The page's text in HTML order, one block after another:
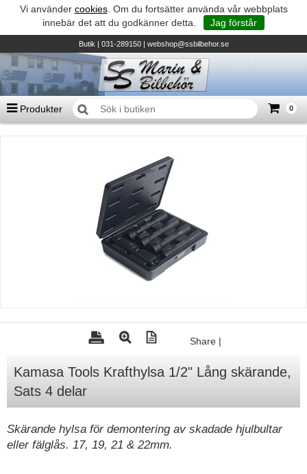
Vi använder cookies. Om du fortsätter använda vår webbplats
innebär det att du godkänner detta.
Jag förstår
Butik| 031-289150 | webshop@ssbilbehor.se
Produkter 0
TILL KASSAN
Biltillbehör och reservdelar - BDS
Suzuki - Utombordare
Suzumar - Gummibåtar
Honda - Utombordare
TK Trailer
Volvo Penta Servicedelar
Yamaha Servicedelar
Share |
Kamasa Tools Krafthylsa 1/2" Lång skärande,
Sats 4 delar
Skärande hylsa för demontering av skadade hjulbultar
eller fälglås. 17, 19, 21 & 22mm.